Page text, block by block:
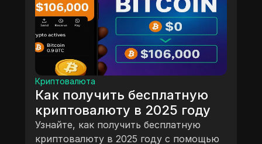
Криптовалюта
Как получить бесплатную
криптовалюту в 2025 году
Узнайте, как получить бесплатную
криптовалюту в 2025 году с помощью